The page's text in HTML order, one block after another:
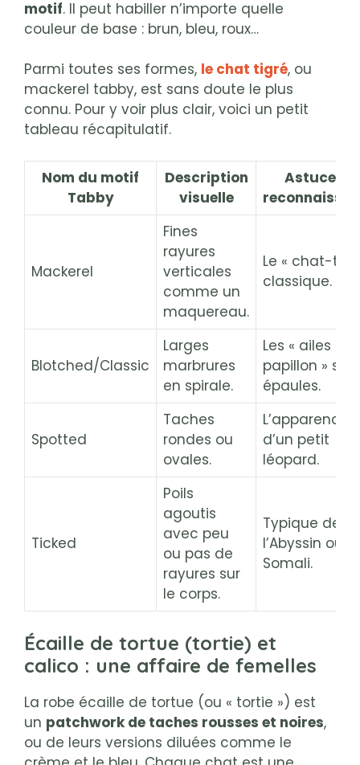
motif. Il peut habiller n’importe quelle
couleur de base : brun, bleu, roux…
Parmi toutes ses formes, le chat tigré, ou
mackerel tabby, est sans doute le plus
connu. Pour y voir plus clair, voici un petit
tableau récapitulatif.
Nom du motif
Tabby
Description
visuelle
Astuce de
Mackerel
Fines
rayures
verticales
comme un
maquereau.
Le « chat-
classique.
Blotched/Classic
Larges
marbrures
en spirale.
Les « ailes de
papillon » sur
épaules.
Spotted
Taches
rondes ou
ovales.
L’apparence
d’un petit
léopard.
Ticked
Poils
agoutis
avec peu
ou pas de
rayures sur
le corps.
Typique de
l’Abyssin ou
Somali.
Écaille de tortue (tortie) et
calico : une affaire de femelles
La robe écaille de tortue (ou « tortie ») est
un patchwork de taches rousses et noires,
ou de leurs versions diluées comme le